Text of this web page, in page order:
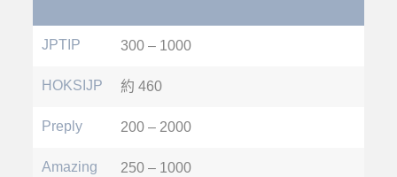
JPTIP 300 – 1000
HOKSIJP 約 460
Preply 200 – 2000
Amazing
250 – 1000